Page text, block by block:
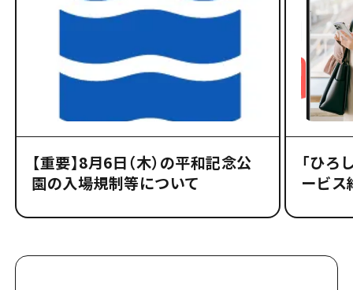
【重要】8月6日（木）の平和記念公
園の入場規制等について
「ひろ
ービス